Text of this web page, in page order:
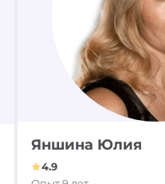
Яншина Юлия
4.9